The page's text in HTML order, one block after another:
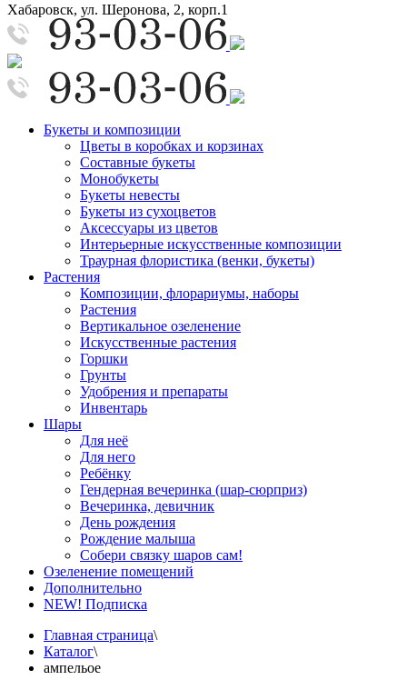
Хабаровск, ул. Шеронова, 2, корп.1
Букеты и композиции
Цветы в коробках и корзинах
Составные букеты
Монобукеты
Букеты невесты
Букеты из сухоцветов
Аксессуары из цветов
Интерьерные искусственные композиции
Траурная флористика (венки, букеты)
Растения
Композиции, флорариумы, наборы
Растения
Вертикальное озеленение
Искусственные растения
Горшки
Грунты
Удобрения и препараты
Инвентарь
Шары
Для неё
Для него
Ребёнку
Гендерная вечеринка (шар-сюрприз)
Вечеринка, девичник
День рождения
Рождение малыша
Собери связку шаров сам!
Озеленение помещений
Дополнительно
NEW! Подписка
Главная страница\
Каталог\
ампельое